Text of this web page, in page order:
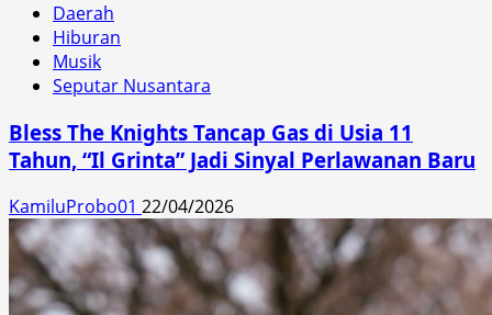
Daerah
Hiburan
Musik
Seputar Nusantara
Bless The Knights Tancap Gas di Usia 11
Tahun, “Il Grinta” Jadi Sinyal Perlawanan Baru
KamiluProbo01 22/04/2026